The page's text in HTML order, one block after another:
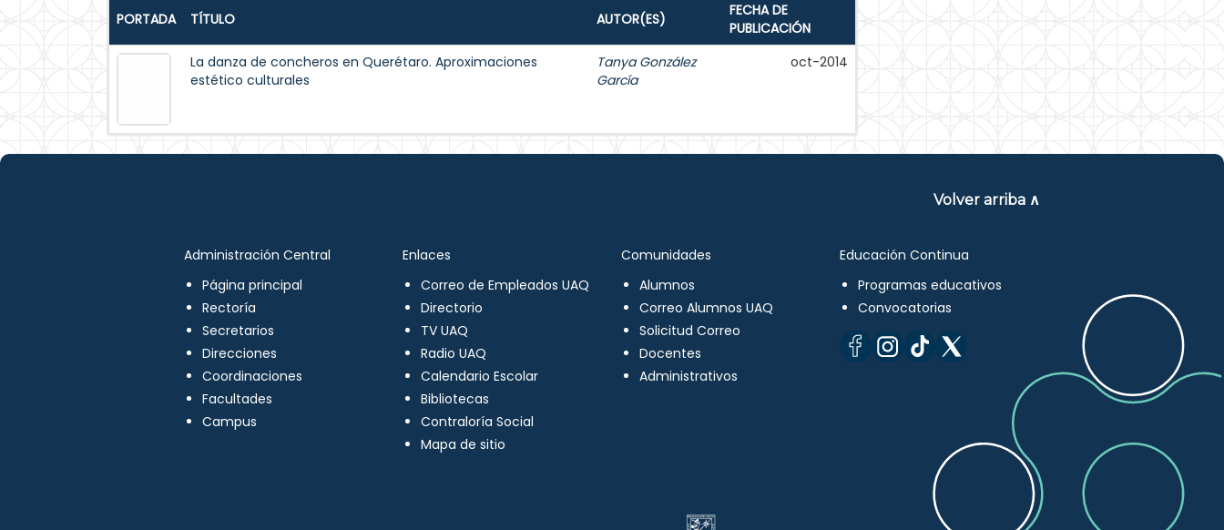
PORTADA TÍTULO AUTOR(ES)
FECHA DE
PUBLICACIÓN
La danza de concheros en Querétaro. Aproximaciones
estético culturales
Tanya González
García
oct-2014
Volver arriba ∧
Administración Central
Página principal
Rectoría
Secretarios
Direcciones
Coordinaciones
Facultades
Campus
Enlaces
Correo de Empleados UAQ
Directorio
TV UAQ
Radio UAQ
Calendario Escolar
Bibliotecas
Contraloría Social
Mapa de sitio
Comunidades
Alumnos
Correo Alumnos UAQ
Solicitud Correo
Docentes
Administrativos
Educación Continua
Programas educativos
Convocatorias